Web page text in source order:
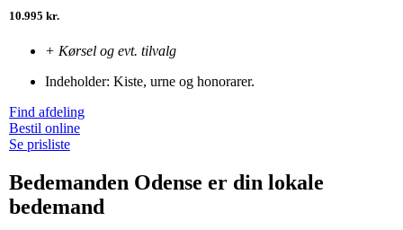
10.995 kr.
+ Kørsel og evt. tilvalg
Indeholder: Kiste, urne og honorarer.
Find afdeling
Bestil online
Se prisliste
Bedemanden Odense er din lokale
bedemand